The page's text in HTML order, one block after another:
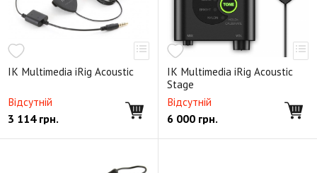
IK Multimedia iRig Acoustic
Відсутній
3 114грн.
IK Multimedia iRig Acoustic
Stage
Відсутній
6 000 грн.